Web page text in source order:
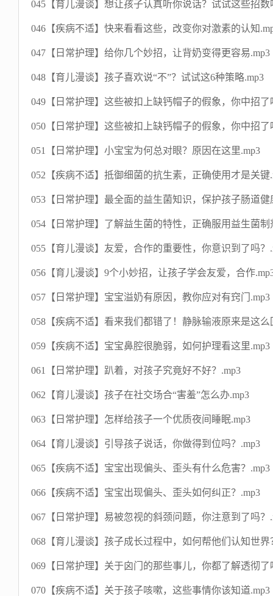
045【育儿漫谈】想让孩子认真听你说话？试试这些招数
046【疾病不适】快来看看这些，改变你对激素的认知
047【日常护理】给你几个妙招，让背奶变得更容易.mp3
048【育儿漫谈】孩子喜欢说“不”？试试这6种策略.mp3
049【日常护理】这些被扣上缺钙帽子的假象，你中招了
050【日常护理】这些被扣上缺钙帽子的假象，你中招了
051【日常护理】小宝宝为何总对眼？原因在这里.mp3
052【疾病不适】抵御细菌的抗生素，正确使用才是关键
053【日常护理】最全面的益生菌知识，保护孩子肠道健
054【日常护理】了解益生菌的特性，正确服用益生菌制
055【育儿漫谈】友爱，合作的重要性，你意识到了吗？
056【育儿漫谈】9个小妙招，让孩子学会友爱，合作
057【日常护理】宝宝溢奶有原因，教你应对有窍门.mp3
058【疾病不适】看来我们都错了！静脉输液原来是这么
059【疾病不适】宝宝鼻腔很脆弱，如何护理看这里.mp3
061【日常护理】趴着，对孩子究竟好不好？.mp3
062【育儿漫谈】孩子在社交场合“害羞”怎么办.mp3
063【日常护理】怎样给孩子一个优质夜间睡眠.mp3
064【育儿漫谈】引导孩子说话，你做得到位吗？.mp3
065【疾病不适】宝宝出现偏头、歪头有什么危害？.mp3
066【疾病不适】宝宝出现偏头、歪头如何纠正？.mp3
067【日常护理】易被忽视的斜颈问题，你注意到了吗？
068【育儿漫谈】孩子成长过程中，如何帮他们认知世界
069【日常护理】关于囟门的那些事儿，你都了解透彻了
070【疾病不适】关于孩子咳嗽，这些事情你该知道.mp3